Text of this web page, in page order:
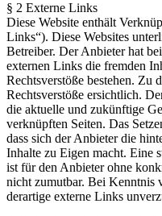
§ 2 Externe Links
Diese Website enthält
Links“). Diese Websites
Betreiber. Der Anbieter hat
externen Links die fremden
Rechtsverstöße bestehen. Zu
Rechtsverstöße ersichtlich.
die aktuelle und zukünftige
verknüpften Seiten. Das
dass sich der Anbieter die
Inhalte zu Eigen macht. Eine
ist für den Anbieter ohne
nicht zumutbar. Bei Kenntnis
derartige externe Links